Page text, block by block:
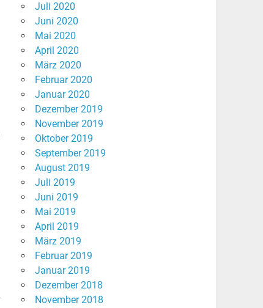
Juli 2020
Juni 2020
Mai 2020
April 2020
März 2020
Februar 2020
Januar 2020
Dezember 2019
November 2019
Oktober 2019
September 2019
August 2019
Juli 2019
Juni 2019
Mai 2019
April 2019
März 2019
Februar 2019
Januar 2019
Dezember 2018
November 2018